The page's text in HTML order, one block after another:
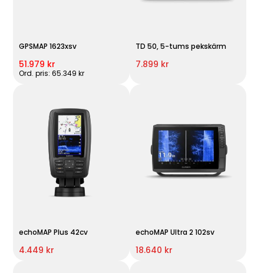
GPSMAP 1623xsv
51.979 kr
Ord. pris: 65.349 kr
TD 50, 5-tums pekskärm
7.899 kr
echoMAP Plus 42cv
4.449 kr
echoMAP Ultra 2 102sv
18.640 kr